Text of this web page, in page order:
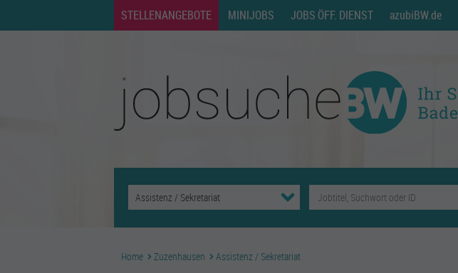
STELLENANGEBOTE MINIJOBS JOBS ÖFF. DIENST azubiBW.de
Home Zuzenhausen Assistenz / Sekretariat